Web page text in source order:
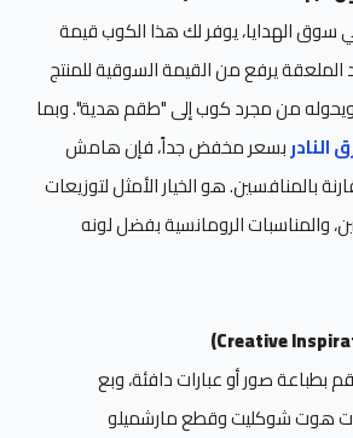
سوق الهدايا، يوفر لك هذا الكوب قيمة
يرفع من القيمة السوقية للمنتج
ويحوله من مجرد كوب إلى "طقم هدية". وبما
النادربسعر مخفض جداً، فإن هامش
بالمنافسين. هو الخيار الأمثل لتوزيعات
والمناسبات الرومانسية بفضل لونه
قم بطباعة صور أو عبارات دافئة، وبع
هوت شوكليت وقطع مارشميلو